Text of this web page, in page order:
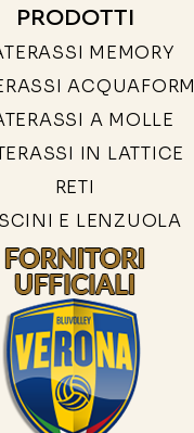
PRODOTTI
MEMORY
ACQUAFORM
A MOLLE
IN LATTICE
RETI
E LENZUOLA